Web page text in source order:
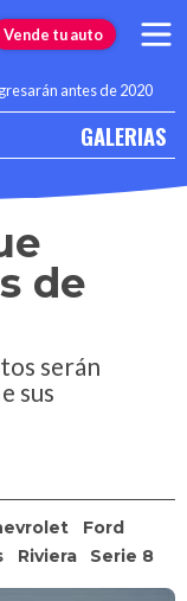
Vende tu auto
antes de 2020
GALERIAS
de
serán
sus
Ford
Riviera Serie 8